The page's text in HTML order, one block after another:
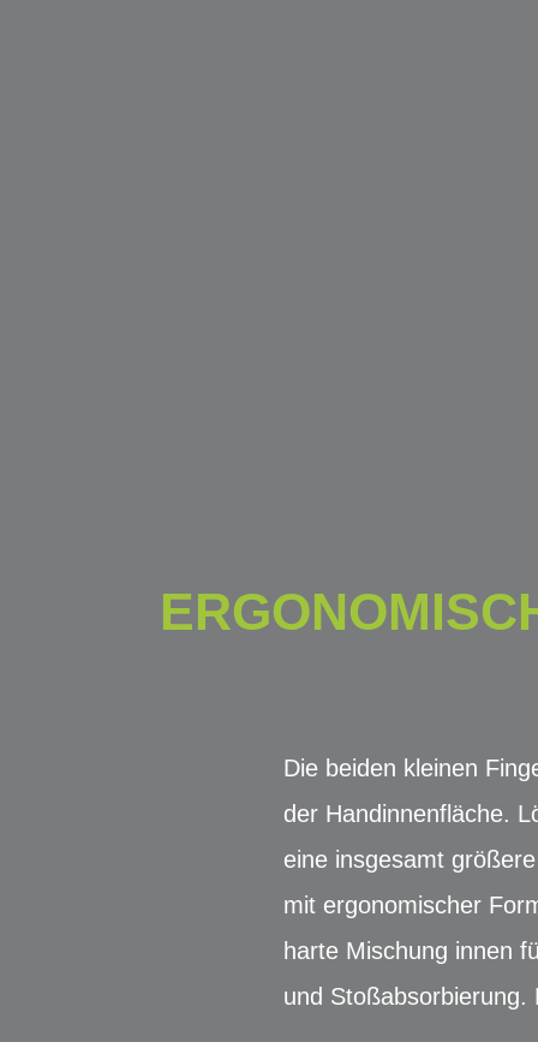
Die beiden kleinen
der Handinnenfläche.
eine insgesamt
mit ergonomischer
harte Mischung innen
und Stoßabsorbierung.